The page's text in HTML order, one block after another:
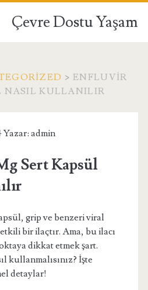
Çevre Dostu Yaşam
>ENFLUVIR
NASIL KULLANILIR
Yazar: admin
Sert Kapsül
grip ve benzeri viral
bir ilaçtır. Ama, bu ilacı
dikkat etmek şart.
kullanmalısınız? İşte
detaylar!